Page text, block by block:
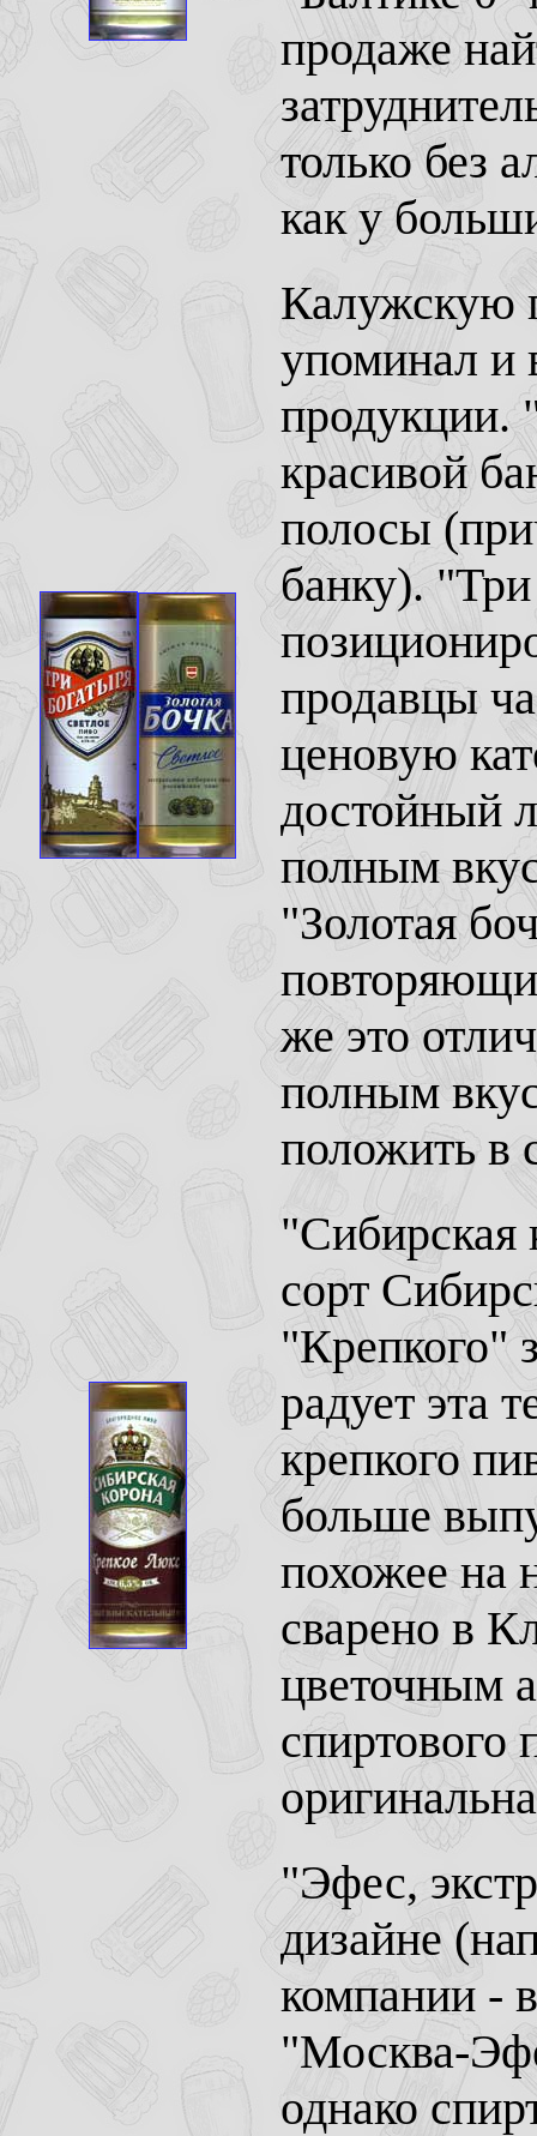
продаже
только без
как у
Калужскую
упоминал и
продукции.
красивой
полосы
банку).
продавцы
ценовую
достойный
полным
"Золотая
же это
полным
положить в
"Сибирская
сорт
"Крепкого"
радует эта
крепкого
больше
похожее на
сварено в
цветочным
спиртового
"Эфес,
дизайне
компании -
"Москва-
однако